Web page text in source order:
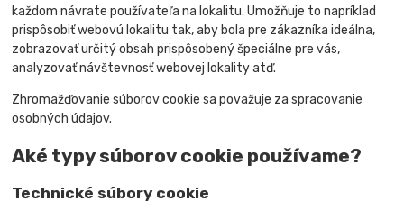
každom návrate používateľa na lokalitu. Umožňuje to napríklad
prispôsobiť webovú lokalitu tak, aby bola pre zákazníka ideálna,
zobrazovať určitý obsah prispôsobený špeciálne pre vás,
analyzovať návštevnosť webovej lokality atď.
Zhromažďovanie súborov cookie sa považuje za spracovanie
osobných údajov.
Aké typy súborov cookie používame?
Technické súbory cookie